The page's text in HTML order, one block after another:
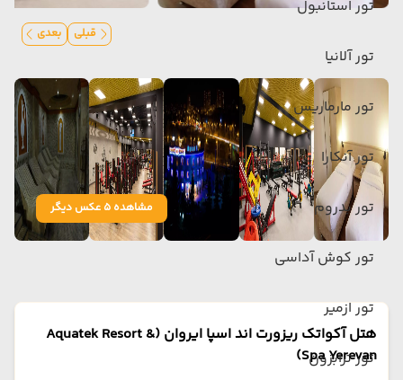
تور استانبول
تور آلانیا
تور مارماریس
تور آنکارا
تور بدروم
تور کوش آداسی
تور ازمیر
تور ترابزون
قبلی بعدی
مشاهده 5 عکس دیگر
هتل آکواتک ریزورت اند اسپا ایروان (Aquatek Resort &
Spa Yerevan)